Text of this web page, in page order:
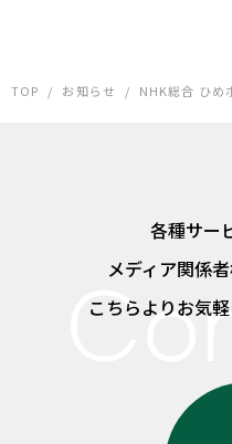
TOP / お知らせ / NHK総合 ひめ
各種サー
メディア関係
こちらよりお気